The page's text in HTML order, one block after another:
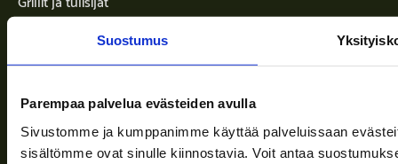
Suostumus
Parempaa palvelua evästeiden avulla
Sivustomme ja kumppanimme käyttää palveluissaan
sisältömme ovat sinulle kiinnostavia. Voit antaa
Ruoanvalmistus
Kenttäkeittiöt
Vedenlämmitys
Yleinen
Info